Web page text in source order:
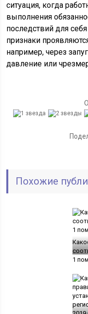
ситуация, когда
выполнения
последствий для
признаки
например, через
давление или
Похожие
1